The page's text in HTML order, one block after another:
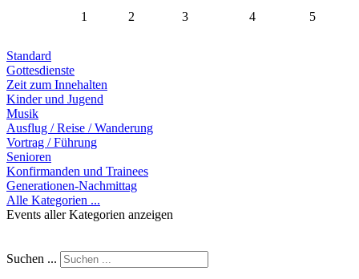
1
2 3 4 5
Standard
Gottesdienste
Zeit zum Innehalten
Kinder und Jugend
Musik
Ausflug / Reise / Wanderung
Vortrag / Führung
Senioren
Konfirmanden und Trainees
Generationen-Nachmittag
Alle Kategorien ...
Events aller Kategorien anzeigen
Suchen ...